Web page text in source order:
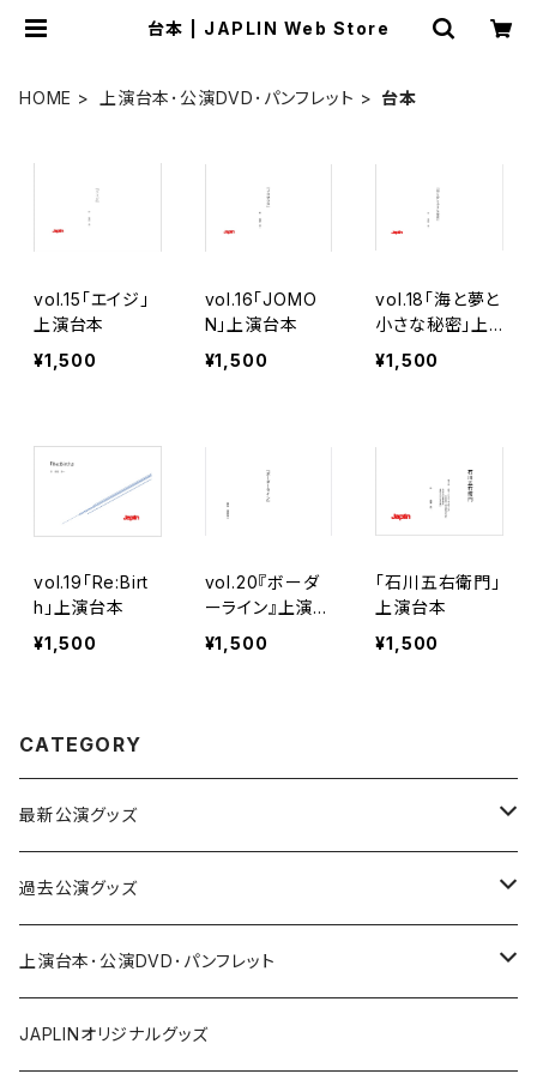
台本 | JAPLIN Web Store
HOME 上演台本･公演DVD･パンフレット 台本
vol.15「エイジ」
上演台本
¥1,500
vol.16「JOMO
N」上演台本
¥1,500
vol.18「海と夢と
小さな秘密」上
演台本
¥1,500
vol.19「Re:Birt
h」上演台本
¥1,500
vol.20『ボーダ
ーライン』上演台
本
¥1,500
「石川五右衛門」
上演台本
¥1,500
CATEGORY
最新公演グッズ
vol.21「朋友」
過去公演グッズ
vol.15「エイジ」
vol.16「JOMON」
上演台本･公演DVD･パンフレット
パンフレット
JAPLINオリジナルグッズ